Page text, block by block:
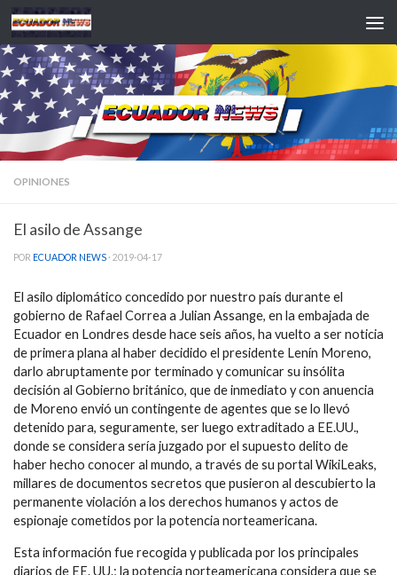
Saltar al contenido
OPINIONES
El asilo de Assange
POR ECUADOR NEWS · 2019-04-17
El asilo diplomático concedido por nuestro país durante el
gobierno de Rafael Correa a Julian Assange, en la embajada de
Ecuador en Londres desde hace seis años, ha vuelto a ser noticia
de primera plana al haber decidido el presidente Lenín Moreno,
darlo abruptamente por terminado y comunicar su insólita
decisión al Gobierno británico, que de inmediato y con anuencia
de Moreno envió un contingente de agentes que se lo llevó
detenido para, seguramente, ser luego extraditado a EE.UU.,
donde se considera sería juzgado por el supuesto delito de
haber hecho conocer al mundo, a través de su portal WikiLeaks,
millares de documentos secretos que pusieron al descubierto la
permanente violación a los derechos humanos y actos de
espionaje cometidos por la potencia norteamericana.
Esta información fue recogida y publicada por los principales
diarios de EE. UU.; la potencia norteamericana considera que se